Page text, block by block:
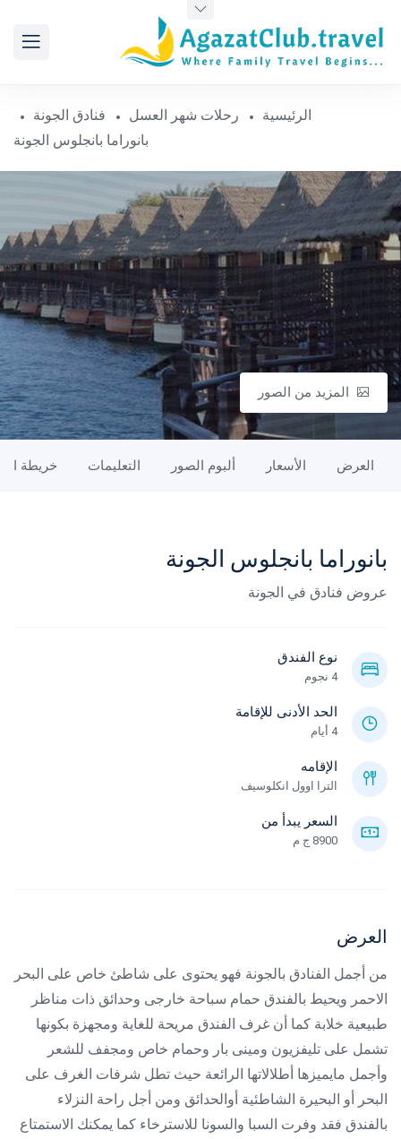
الرئيسية رحلات شهر العسل
فنادق الجونة
بانوراما بانجلوس الجونة
المزيد من الصور
العرض الأسعار ألبوم الصور التعليمات خريطة
بانوراما بانجلوس الجونة
عروض فنادق في الجونة
نوع الفندق
4 نجوم
الحد الأدنى للإقامة
4 أيام
الإقامه
الترا اوول انكلوسيف
السعر يبدأ من
8900 ج م
العرض
من أجمل الفنادق بالجونة فهو يحتوى على شاطئ خاص على البحر
الاحمر ويحيط بالفندق حمام سباحة خارجى وحدائق ذات مناظر
طبيعية خلابة كما أن غرف الفندق مريحة للغاية ومجهزة بكونها
تشمل على تليفزيون ومينى بار وحمام خاص ومجفف للشعر
وأجمل مايميزها أطلالاتها الرائعة حيث تطل شرفات الغرف على
البحر أو البحيرة الشاطئية أوالحدائق ومن أجل راحة النزلاء
بالفندق فقد وفرت السبا والسونا للاسترخاء كما يمكنك الاستمتاع